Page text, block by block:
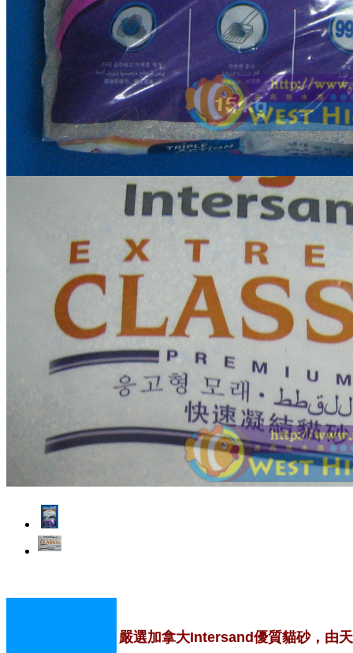
嚴選加拿大Intersand優質貓砂，由